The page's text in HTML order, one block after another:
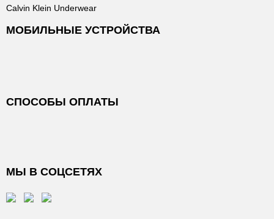
Calvin Klein Underwear
МОБИЛЬНЫЕ УСТРОЙСТВА
СПОСОБЫ ОПЛАТЫ
МЫ В СОЦСЕТЯХ